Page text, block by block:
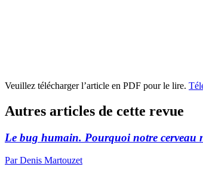
Veuillez télécharger l’article en PDF pour le lire.
Autres articles de cette revue
Le bug humain. Pourquoi notre cerveau
Par Denis Martouzet